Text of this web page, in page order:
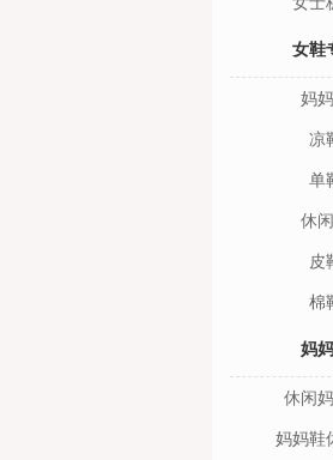
女鞋
妈
凉
单
休
皮
棉
妈
休闲
妈妈鞋